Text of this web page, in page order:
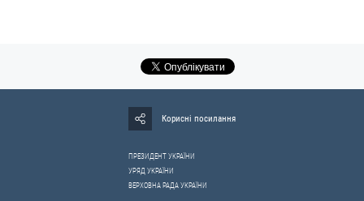
Корисні посилання
ПРЕЗИДЕНТ УКРАЇНИ
УРЯД УКРАЇНИ
ВЕРХОВНА РАДА УКРАЇНИ